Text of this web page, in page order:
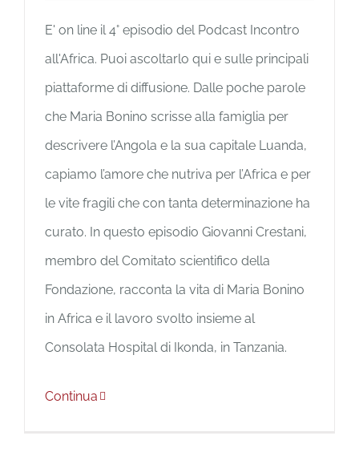
E' on line il 4° episodio del Podcast Incontro
all'Africa. Puoi ascoltarlo qui e sulle principali
piattaforme di diffusione. Dalle poche parole
che Maria Bonino scrisse alla famiglia per
descrivere l’Angola e la sua capitale Luanda,
capiamo l’amore che nutriva per l’Africa e per
le vite fragili che con tanta determinazione ha
curato. In questo episodio Giovanni Crestani,
membro del Comitato scientifico della
Fondazione, racconta la vita di Maria Bonino
in Africa e il lavoro svolto insieme al
Consolata Hospital di Ikonda, in Tanzania.
Continua